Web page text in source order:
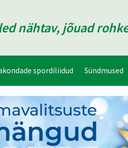
nähtav, jõuad
spordiliidud Sündmused